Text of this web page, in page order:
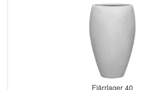
Fjärrlager 40